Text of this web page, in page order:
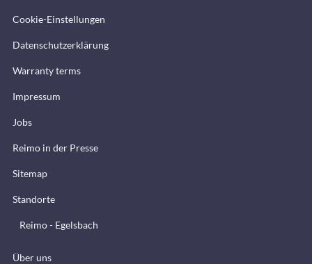
Cookie-Einstellungen
Datenschutzerklärung
Warranty terms
Impressum
Jobs
Reimo in der Presse
Sitemap
Standorte
Reimo - Egelsbach
Über uns